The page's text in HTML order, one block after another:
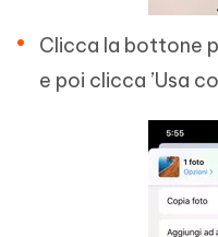
Clicca la bottone
e poi clicca ’Usa